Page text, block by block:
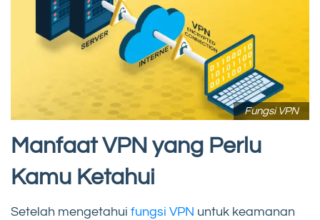
Fungsi VPN
Manfaat VPN yang Perlu
Kamu Ketahui
Setelah mengetahui fungsi VPN untuk keamanan